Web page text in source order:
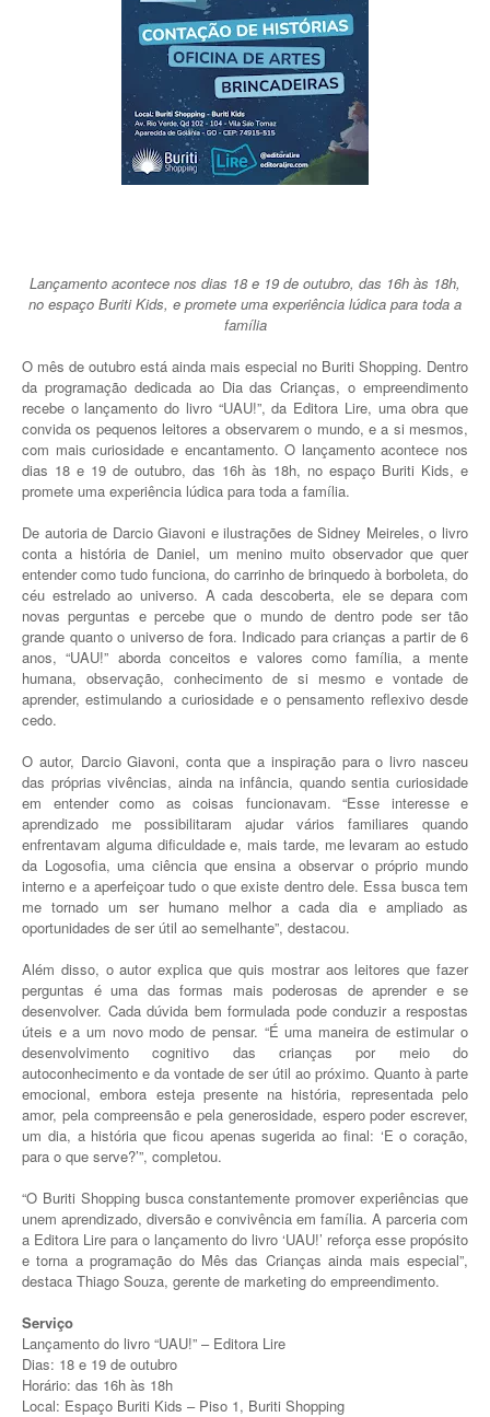
Lançamento acontece nos dias 18 e 19 de outubro, das 16h às 18h,
no espaço Buriti Kids, e promete uma experiência lúdica para toda a
família
O mês de outubro está ainda mais especial no Buriti Shopping. Dentro
da programação dedicada ao Dia das Crianças, o empreendimento
recebe o lançamento do livro “UAU!”, da Editora Lire, uma obra que
convida os pequenos leitores a observarem o mundo, e a si mesmos,
com mais curiosidade e encantamento. O lançamento acontece nos
dias 18 e 19 de outubro, das 16h às 18h, no espaço Buriti Kids, e
promete uma experiência lúdica para toda a família.
De autoria de Darcio Giavoni e ilustrações de Sidney Meireles, o livro
conta a história de Daniel, um menino muito observador que quer
entender como tudo funciona, do carrinho de brinquedo à borboleta, do
céu estrelado ao universo. A cada descoberta, ele se depara com
novas perguntas e percebe que o mundo de dentro pode ser tão
grande quanto o universo de fora. Indicado para crianças a partir de 6
anos, “UAU!” aborda conceitos e valores como família, a mente
humana, observação, conhecimento de si mesmo e vontade de
aprender, estimulando a curiosidade e o pensamento reflexivo desde
cedo.
O autor, Darcio Giavoni, conta que a inspiração para o livro nasceu
das próprias vivências, ainda na infância, quando sentia curiosidade
em entender como as coisas funcionavam. “Esse interesse e
aprendizado me possibilitaram ajudar vários familiares quando
enfrentavam alguma dificuldade e, mais tarde, me levaram ao estudo
da Logosofia, uma ciência que ensina a observar o próprio mundo
interno e a aperfeiçoar tudo o que existe dentro dele. Essa busca tem
me tornado um ser humano melhor a cada dia e ampliado as
oportunidades de ser útil ao semelhante”, destacou.
Além disso, o autor explica que quis mostrar aos leitores que fazer
perguntas é uma das formas mais poderosas de aprender e se
desenvolver. Cada dúvida bem formulada pode conduzir a respostas
úteis e a um novo modo de pensar. “É uma maneira de estimular o
desenvolvimento cognitivo das crianças por meio do
autoconhecimento e da vontade de ser útil ao próximo. Quanto à parte
emocional, embora esteja presente na história, representada pelo
amor, pela compreensão e pela generosidade, espero poder escrever,
um dia, a história que ficou apenas sugerida ao final: ‘E o coração,
para o que serve?’”, completou.
“O Buriti Shopping busca constantemente promover experiências que
unem aprendizado, diversão e convivência em família. A parceria com
a Editora Lire para o lançamento do livro ‘UAU!’ reforça esse propósito
e torna a programação do Mês das Crianças ainda mais especial”,
destaca Thiago Souza, gerente de marketing do empreendimento.
Serviço
Lançamento do livro “UAU!” – Editora Lire
Dias: 18 e 19 de outubro
Horário: das 16h às 18h
Local: Espaço Buriti Kids – Piso 1, Buriti Shopping